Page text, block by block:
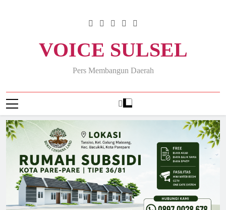
VOICE SULSEL
Pers Membangun Daerah